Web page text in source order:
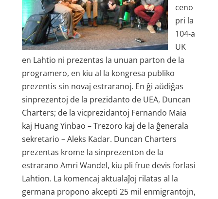
ceno
pri la
104-a
UK
en Lahtio ni prezentas la unuan parton de la
programero, en kiu al la kongresa publiko
prezentis sin novaj estraranoj. En ĝi aŭdiĝas
sinprezentoj de la prezidanto de UEA, Duncan
Charters; de la vicprezidantoj Fernando Maia
kaj Huang Yinbao – Trezoro kaj de la ĝenerala
sekretario – Aleks Kadar. Duncan Charters
prezentas krome la sinprezenton de la
estrarano Amri Wandel, kiu pli frue devis forlasi
Lahtion. La komencaj aktualaĵoj rilatas al la
germana propono akcepti 25 mil enmigrantojn,